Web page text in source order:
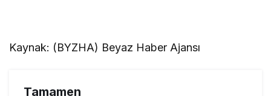
Kaynak: (BYZHA) Beyaz Haber Ajansı
Tamamen